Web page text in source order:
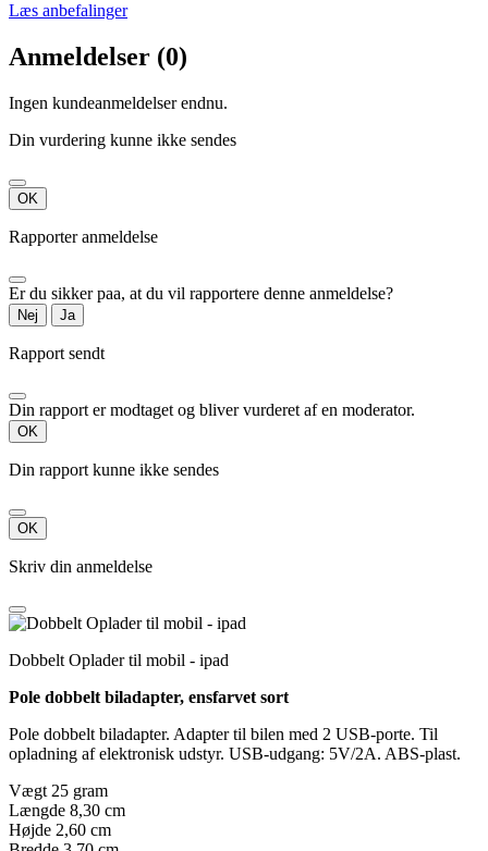
Læs anbefalinger
Anmeldelser (0)
Ingen kundeanmeldelser endnu.
Din vurdering kunne ikke sendes
OK
Rapporter anmeldelse
Er du sikker paa, at du vil rapportere denne anmeldelse?
Nej Ja
Rapport sendt
Din rapport er modtaget og bliver vurderet af en moderator.
OK
Din rapport kunne ikke sendes
OK
Skriv din anmeldelse
Dobbelt Oplader til mobil - ipad
Pole dobbelt biladapter, ensfarvet sort
Pole dobbelt biladapter. Adapter til bilen med 2 USB-porte. Til
opladning af elektronisk udstyr. USB-udgang: 5V/2A. ABS-plast.
Vægt 25 gram
Længde 8,30 cm
Højde 2,60 cm